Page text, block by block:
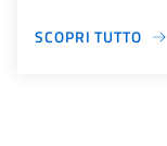
SCOPRI TUTTO